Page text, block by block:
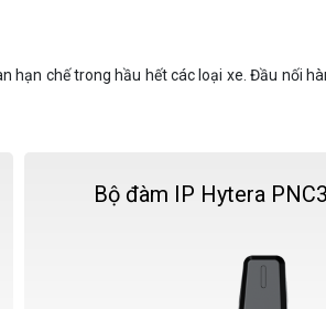
hạn chế trong hầu hết các loại xe. Đầu nối
Bộ đàm IP Hytera